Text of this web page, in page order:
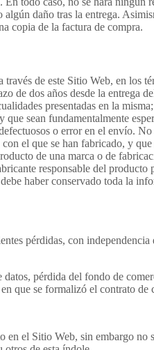
daño tras la entrega.
copia de la factura de compra.
de este Sitio Web, en los
de dos años desde la entrega
presentadas en la
sean fundamentalmente
o error en el envío.
el que se han fabricado, y
de una marca o de
responsable del
haber conservado toda la
pérdidas, con independencia
pérdida del fondo de
que se formalizó el contrato de
el Sitio Web, sin embargo